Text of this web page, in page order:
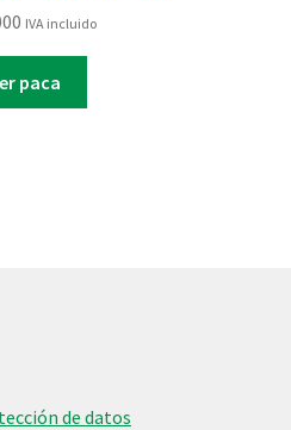
IVA incluido
paca
de datos